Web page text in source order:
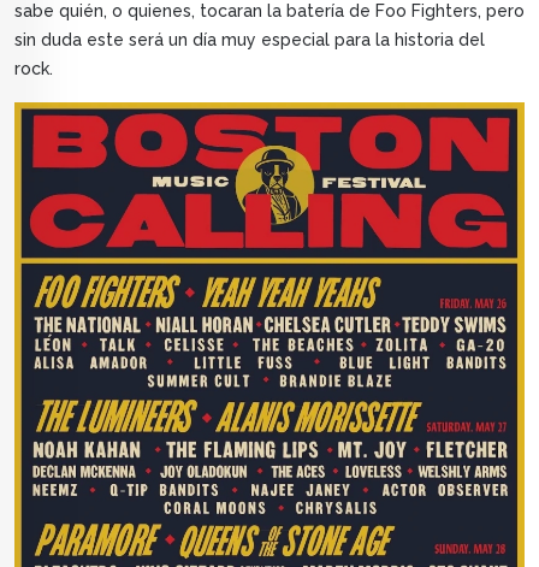
sabe quién, o quienes, tocaran la batería de Foo Fighters, pero
sin duda este será un día muy especial para la historia del
rock.